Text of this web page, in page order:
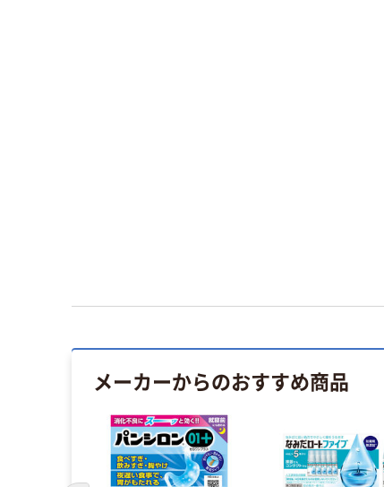
メーカーからのおすすめ商品